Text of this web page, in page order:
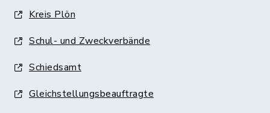
Kreis Plön
Schul- und Zweckverbände
Schiedsamt
Gleichstellungsbeauftragte